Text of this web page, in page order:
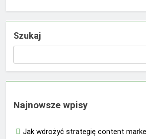
Szukaj
Najnowsze wpisy
Jak wdrożyć strategię content